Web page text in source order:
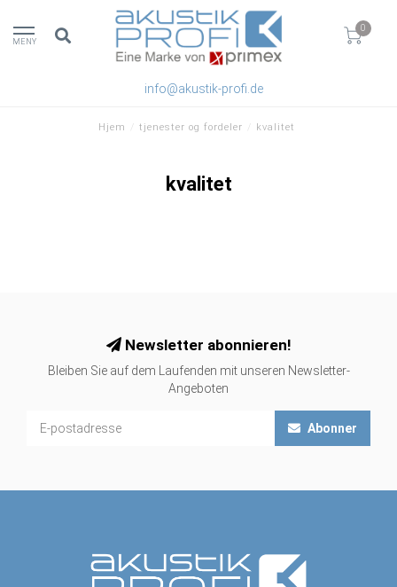
MENY
0
info@akustik-profi.de
Hjem tjenester og fordeler kvalitet
kvalitet
Newsletter abonnieren!
Bleiben Sie auf dem Laufenden mit unseren Newsletter-
Angeboten
Abonner